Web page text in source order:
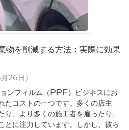
物を削減する方法：実際に効果
26日）
ンフィルム（PPF）ビジネスにお
たコストの一つです。多くの店主
、より多くの施工者を雇ったり、
とに注力しています。しかし、彼ら